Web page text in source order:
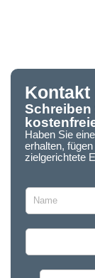
Kontakt
Schreiben
Haben Sie
erhalten,
zielgerichtete